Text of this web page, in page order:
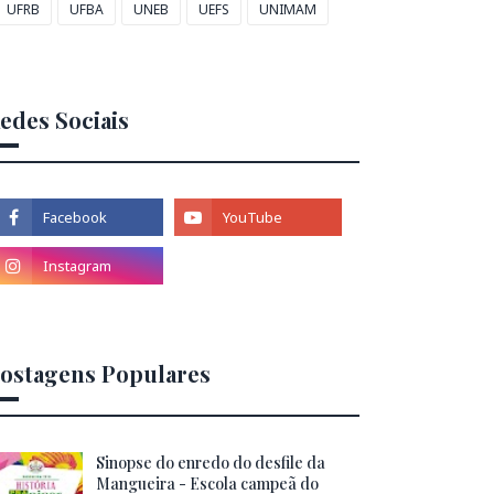
UFRB UFBA UNEB UEFS UNIMAM
Sociais
Populares
Sinopse do enredo do desfile da
Mangueira - Escola campeã do